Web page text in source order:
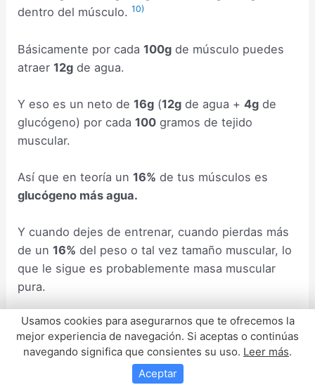
dentro del músculo.10)
Básicamente por cada100g de músculo puedes
atraer12g de agua.
Y eso es un neto de16g (12g de agua +4g de
glucógeno) por cada100 gramos de tejido
muscular.
Así que en teoría un16% de tus músculos es
glucógeno más agua.
Y cuando dejes de entrenar, cuando pierdas más
de un16% del peso o tal vez tamaño muscular, lo
que le sigue es probablemente masa muscular
pura.
Pero antes de eso, estás perdiendo una
combinación de músculo, agua y glucógeno.
Y si te das cuenta al mes de dejar de entrenar haz
Usamos cookies para asegurarnos que te ofrecemos la
mejor experiencia de navegación. Si aceptas o continúas
navegando significa que consientes su uso. Leer más.
Aceptar